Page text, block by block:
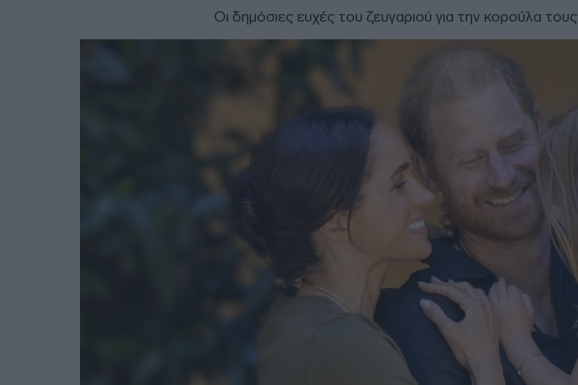
Οι δημόσιες ευχές του ζευγαριού για την κορούλα τους